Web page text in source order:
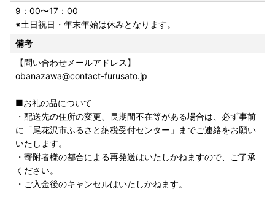
ご了承ください。
■メール受信許可のお願い
以下のご連絡につきましては、[送信専用]のアドレス【yam
agata-obanazawa-city@do-furusato.com】より自動送信
いたします。
・寄附完了メール
・お礼の品の出荷完了メール
・ワンストップ特例申請の受付完了メール
※自動送信メールのため、出荷のタイミングによってはお礼
の品の到着と行き違いとなる場合がございます。何卒ご容赦
ください。
※送信専用アドレスのため、上記メールアドレスへお問い合
9：00〜17：00
※土日祝日・年末年始は休みとなります。
備考
【問い合わせメールアドレス】
obanazawa@contact-furusato.jp
■お礼の品について
・配送先の住所の変更、長期間不在等がある場合は、必ず事前
に「尾花沢市ふるさと納税受付センター」までご連絡をお願い
いたします。
・寄附者様の都合による再発送はいたしかねますので、ご了承
ください。
・ご入金後のキャンセルはいたしかねます。